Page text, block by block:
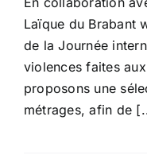
Laïque du Brabant
de la Journée
violences faites
proposons une
métrages, afin de